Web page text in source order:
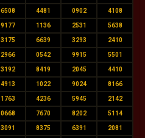
6508 4481 0902 4108
9177 1136 2531 5638
3175 6639 3293 2410
2966 0542 9915 5501
3192 8419 2045 4410
4913 1022 9024 8166
1763 4236 5945 2142
0668 7670 8202 5114
3091 8375 6391 2081